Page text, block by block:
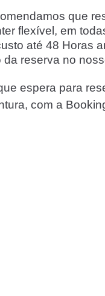
que
flexível, em
até 48 Horas
da reserva no
espera para
com a